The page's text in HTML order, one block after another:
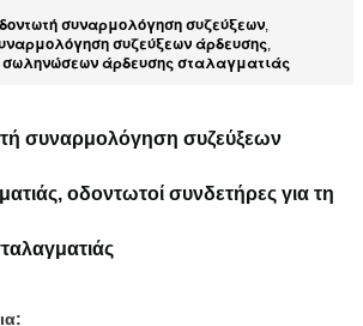
συναρμολόγηση συζεύξεων,
συζεύξεων άρδευσης,
σωληνώσεων άρδευσης σταλαγματιάς
συναρμολόγηση συζεύξεων
οδοντωτοί συνδετήρες για τη